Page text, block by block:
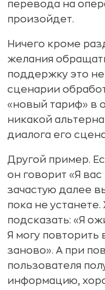
перевода на
произойдет.
Ничего кроме
желания
поддержку это
сценарии
«новый тариф» в
никакой
диалога его
Другой пример.
он говорит «Я
зачастую далее
пока не
подсказать: «Я
Я могу повторить
заново». А при
пользователя
информацию,